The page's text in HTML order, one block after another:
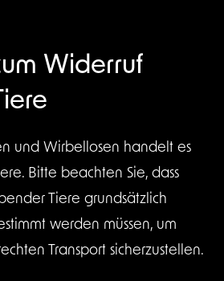
Widerruf
und Wirbellosen handelt es
Bitte beachten Sie, dass
Tiere grundsätzlich
werden müssen, um
Transport sicherzustellen.